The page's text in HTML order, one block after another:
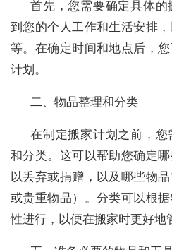
首先，您需要确定具体
到您的个人工作和生活安排
等。在确定时间和地点后，
计划。
二、物品整理和分类
在制定搬家计划之前，
和分类。这可以帮助您确定
以丢弃或捐赠，以及哪些物
或贵重物品）。分类可以根
性进行，以便在搬家时更好地